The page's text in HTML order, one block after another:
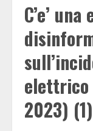
C’e’
elettrico
2023)